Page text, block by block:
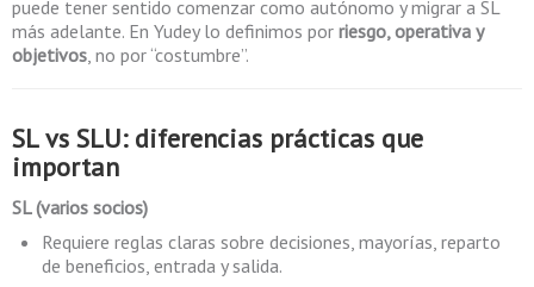
puede tener sentido comenzar como autónomo y migrar a SL
más adelante. En Yudey lo definimos por riesgo, operativa y
objetivos, no por “costumbre”.
SL vs SLU: diferencias prácticas que
importan
SL (varios socios)
Requiere reglas claras sobre decisiones, mayorías, reparto
de beneficios, entrada y salida.